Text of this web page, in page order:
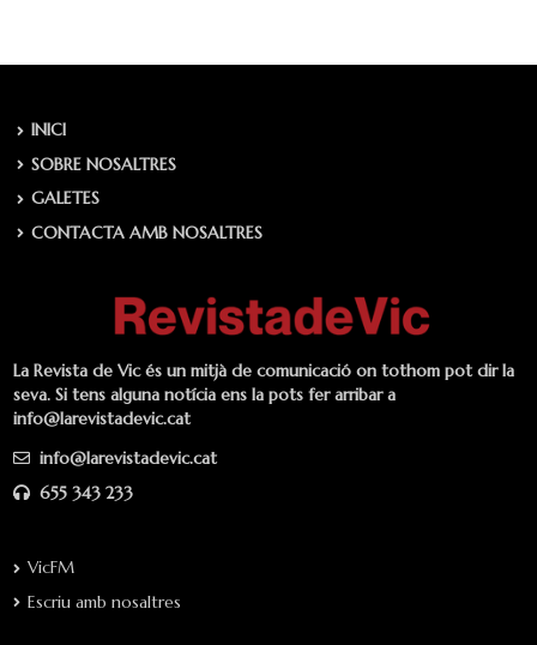
INICI
SOBRE NOSALTRES
GALETES
CONTACTA AMB NOSALTRES
La Revista de Vic és un mitjà de comunicació on tothom pot dir la
seva. Si tens alguna notícia ens la pots fer arribar a
info@larevistadevic.cat
info@larevistadevic.cat
655 343 233
VicFM
Escriu amb nosaltres